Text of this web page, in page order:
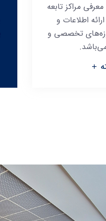
مراکز تابعه
اطلاعات و
تخصصی و